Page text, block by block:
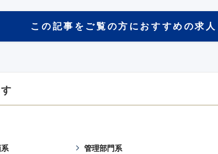
この記事をご覧の方におすすめの求人
管理部門系